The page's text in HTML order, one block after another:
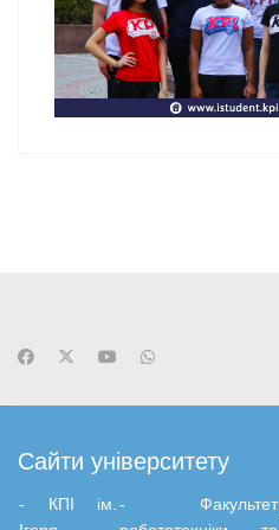
Сайти університету
- КПІ ім. - Факультет